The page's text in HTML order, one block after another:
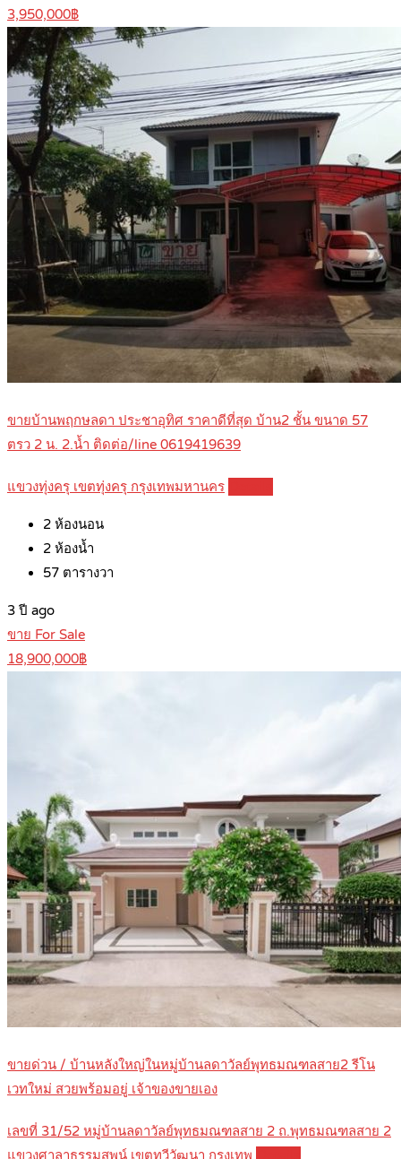
3,950,000฿
ขายบ้านพฤกษลดา ประชาอุทิศ ราคาดีที่สุด บ้าน2 ชั้น ขนาด 57
ตรว 2 น. 2.น้ำ ติดต่อ/line 0619419639
แขวงทุ่งครุ เขตทุ่งครุ กรุงเทพมหานคร
2 ห้องนอน
2 ห้องน้ำ
57 ตารางวา
3 ปี ago
ขาย For Sale
18,900,000฿
ขายด่วน / บ้านหลังใหญ่ในหมู่บ้านลดาวัลย์พุทธมณฑลสาย2 รีโน
เวทใหม่ สวยพร้อมอยู่ เจ้าของขายเอง
เลขที่ 31/52 หมู่บ้านลดาวัลย์พุทธมณฑลสาย 2 ถ.พุทธมณฑลสาย 2
แขวงศาลาธรรมสพน์ เขตทวีวัฒนา กรุงเทพ